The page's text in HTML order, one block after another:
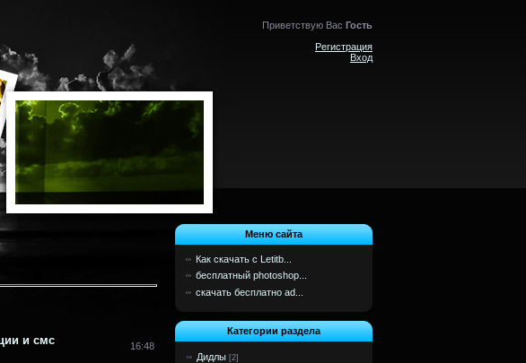
Приветствую Вас Гость
Регистрация
Вход
и смс 16:48
Меню сайта
Как скачать с Letitb...
бесплатный photoshop...
скачать бесплатно ad...
Категории раздела
Дидлы [2]